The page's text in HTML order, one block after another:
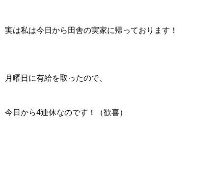
実は私は今日から田舎の実家に帰っております！
月曜日に有給を取ったので、
今日から4連休なのです！（歓喜）